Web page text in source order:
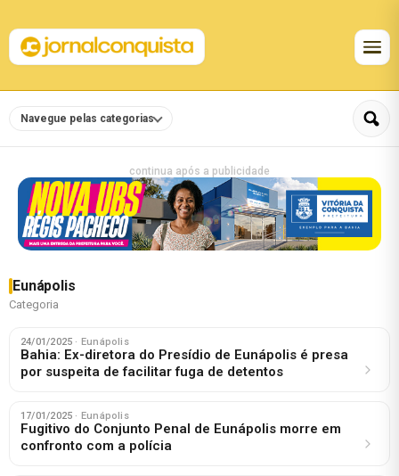
Navegue pelas categorias
continua após a publicidade
Eunápolis
Categoria
24/01/2025 · Eunápolis
Bahia: Ex-diretora do Presídio de Eunápolis é presa
por suspeita de facilitar fuga de detentos
17/01/2025 · Eunápolis
Fugitivo do Conjunto Penal de Eunápolis morre em
confronto com a polícia